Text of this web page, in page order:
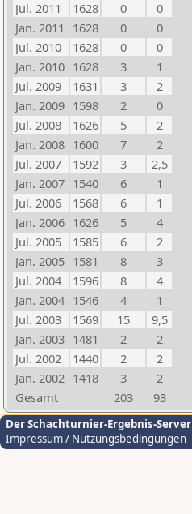
Jul. 2011
1628 0
0
Jan. 2011
1628 0
0
Jul. 2010
1628 0
0
Jan. 2010 1628 3
1
Jul. 2009
1631 3
2
Jan. 2009 1598 2
0
Jul. 2008
1626 5
2
Jan. 2008 1600 7
2
Jul. 2007
1592 3
2,5
Jan. 2007 1540 6
1
Jul. 2006
1568 6
1
Jan. 2006 1626 5
4
Jul. 2005
1585 6
2
Jan. 2005 1581 8
3
Jul. 2004
1596 8
4
Jan. 2004 1546 4
1
Jul. 2003
1569 15
9,5
Jan. 2003 1481 2
2
Jul. 2002
1440 2
2
Jan. 2002 1418 3
2
Gesamt
203 93
Der Schachturnier-Ergebnis-Server
Impressum / Nutzungsbedingungen